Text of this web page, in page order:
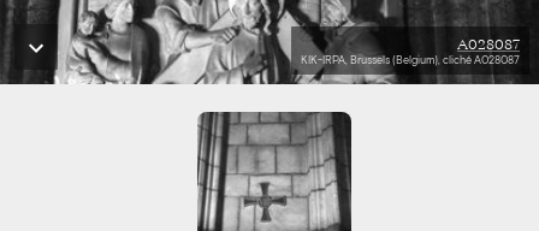
A028087
KIK-IRPA, Brussels (Belgium), cliché A028087